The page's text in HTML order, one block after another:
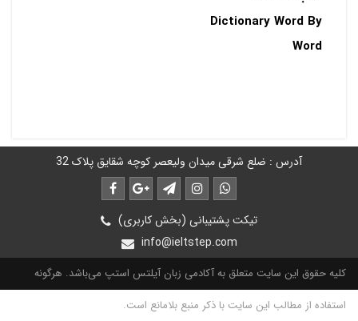
Dictionary Word By
Word
آدرس : ضلع شرقی میدان ولیعصر کوچه شقایق پلاک 32
تیکت پشتیبانی (بخش کاربری)
info@ieltstep.com
کلیه حقوق این سایت متعلق به آکادمی زبان آیلتس استپ می‌باشد. هرگونه
استفاده از مطالب این سایت با ذکر منبع بلامانع است.